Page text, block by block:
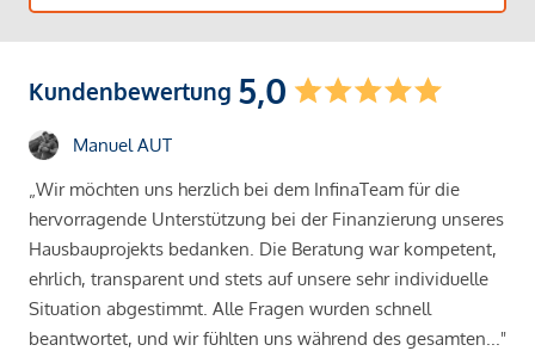
Kundenbewertung 5,0
Manuel AUT
„Wir möchten uns herzlich bei dem InfinaTeam für die
hervorragende Unterstützung bei der Finanzierung unseres
Hausbauprojekts bedanken. Die Beratung war kompetent,
ehrlich, transparent und stets auf unsere sehr individuelle
Situation abgestimmt. Alle Fragen wurden schnell
beantwortet, und wir fühlten uns während des gesamten..."